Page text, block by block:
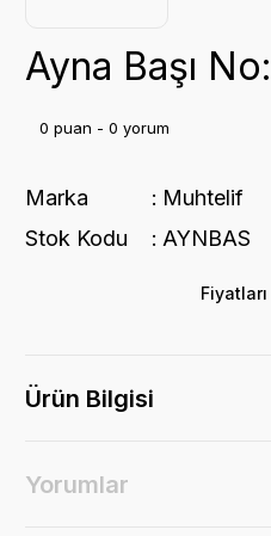
Ayna Başı
0 puan - 0 yorum
Marka
Muhtelif
Stok Kodu
AYNBAS
Ürün Bilgisi
Yorumlar